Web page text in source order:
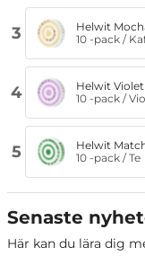
3
Helwit
10 -pack /
4
Helwit
10 -pack /
5
Helwit
3,5mg
10 -pack /Te
Senaste
Här kan du lära dig